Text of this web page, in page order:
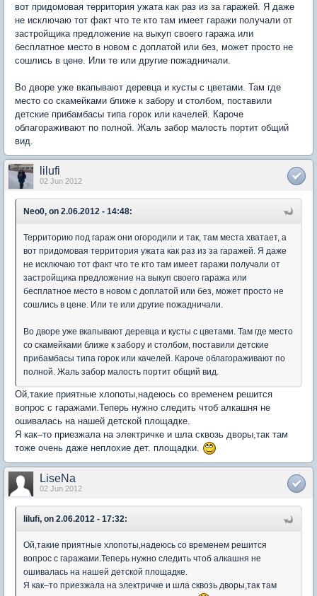
вот придомовая территория ужата как раз из за гаражей. Я даже
не исключаю тот факт что те кто там имеет гаражи получали от
застройщика предложение на выкуп своего гаража или
бесплатное место в новом с доплатой или без, может просто не
сошлись в цене. Или те или другие пожадничали.
Во дворе уже вкапывают деревца и кусты с цветами. Там где
место со скамейками ближе к забору и столбом, поставили
детские прибамбасы типа горок или качелей. Кароче
облагораживают по полной. Жаль забор малость портит общий
вид.
lilufi
02 Jun 2012
Neo0, on 2.06.2012 - 14:48:
Территорию под гараж они огородили и так, там места хватает, а
вот придомовая территория ужата как раз из за гаражей. Я даже
не исключаю тот факт что те кто там имеет гаражи получали от
застройщика предложение на выкуп своего гаража или
бесплатное место в новом с доплатой или без, может просто не
сошлись в цене. Или те или другие пожадничали.
Во дворе уже вкапывают деревца и кусты с цветами. Там где место
со скамейками ближе к забору и столбом, поставили детские
прибамбасы типа горок или качелей. Кароче облагораживают по
полной. Жаль забор малость портит общий вид.
Ой,такие приятные хлопоты,надеюсь со временем решится
вопрос с гаражами.Теперь нужно следить чтоб алкашня не
ошивалась на нашей детской площадке.
Я как–то приезжала на электричке и шла сквозь дворы,так там
тоже очень даже неплохие дет. площадки.
LiseNa
02 Jun 2012
lilufi, on 2.06.2012 - 17:32:
Ой,такие приятные хлопоты,надеюсь со временем решится
вопрос с гаражами.Теперь нужно следить чтоб алкашня не
ошивалась на нашей детской площадке.
Я как–то приезжала на электричке и шла сквозь дворы,так там